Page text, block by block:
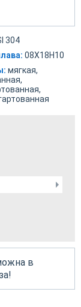
304
08Х18Н10
мягкая,
в